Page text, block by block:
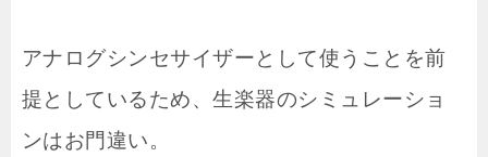
アナログシンセサイザーとして使うことを前
提としているため、生楽器のシミュレーショ
ンはお門違い。